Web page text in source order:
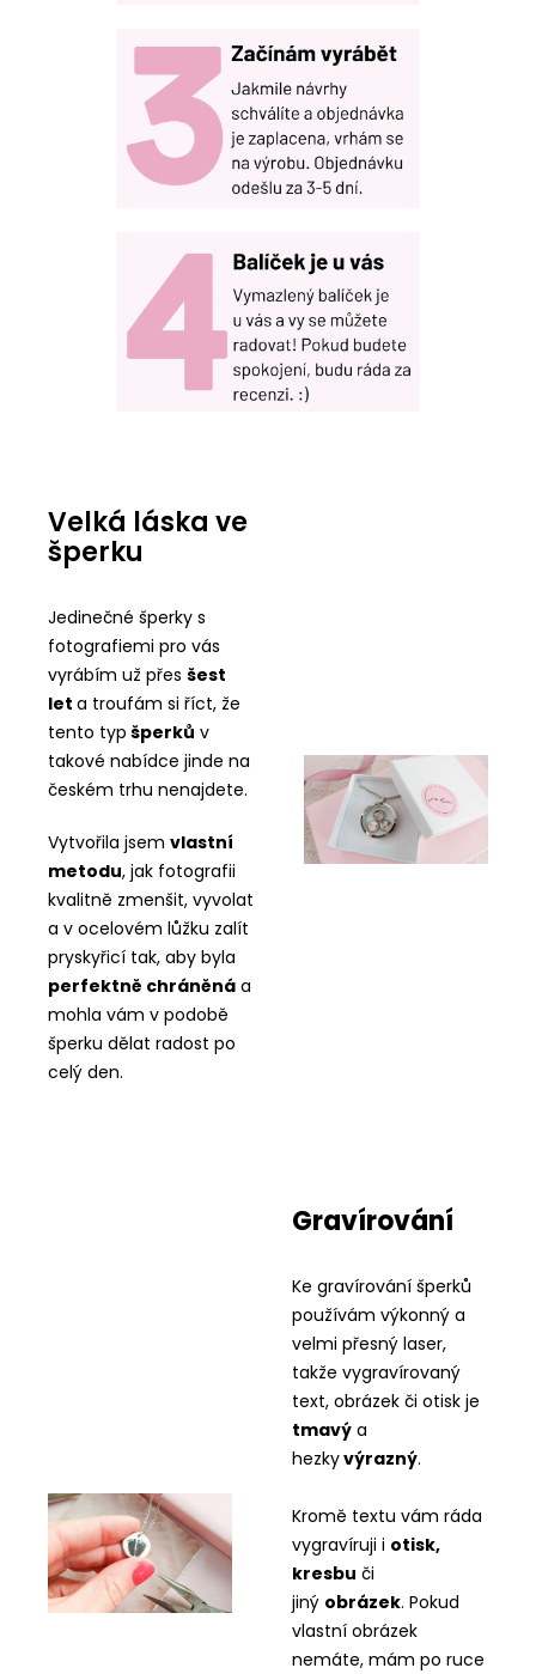
Velká láska ve
šperku
Jedinečné šperky s
fotografiemi pro vás
vyrábím už přes šest
let a troufám si říct, že
tento typ šperků v
takové nabídce jinde na
českém trhu nenajdete.
Vytvořila jsem vlastní
metodu, jak fotografii
kvalitně zmenšit, vyvolat
a v ocelovém lůžku zalít
pryskyřicí tak, aby byla
perfektně chráněná a
mohla vám v podobě
šperku dělat radost po
celý den.
Gravírování
Ke gravírování šperků
používám výkonný a
velmi přesný laser,
takže vygravírovaný
text, obrázek či otisk je
tmavý a
hezkyvýrazný.
Kromě textu vám ráda
vygravíruji i otisk,
kresbu či
jiný obrázek. Pokud
vlastní obrázek
nemáte, mám po ruce